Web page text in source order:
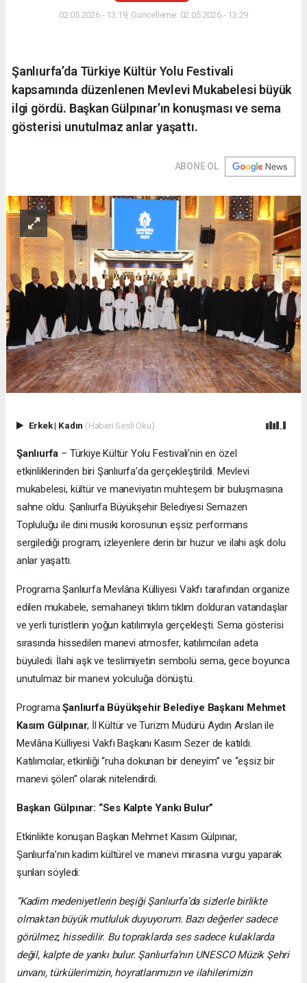
02.05.2026 - 13:19, Güncelleme: 02.05.2026 - 13:29
Şanlıurfa’da Türkiye Kültür Yolu Festivali
kapsamında düzenlenen Mevlevi Mukabelesi büyük
ilgi gördü. Başkan Gülpınar’ın konuşması ve sema
gösterisi unutulmaz anlar yaşattı.
ABONE OL
Erkek| Kadın (Haberi Sesli Oku)
Şanlıurfa – Türkiye Kültür Yolu Festivali’nin en özel
etkinliklerinden biri Şanlıurfa’da gerçekleştirildi. Mevlevi
mukabelesi, kültür ve maneviyatın muhteşem bir buluşmasına
sahne oldu. Şanlıurfa Büyükşehir Belediyesi Semazen
Topluluğu ile dini musiki korosunun eşsiz performans
sergilediği program, izleyenlere derin bir huzur ve ilahi aşk dolu
anlar yaşattı.
ProgramaŞanlıurfa Mevlâna Külliyesi Vakfı tarafından organize
edilen mukabele, semahaneyi tıklım tıklım dolduran vatandaşlar
ve yerli turistlerin yoğun katılımıyla gerçekleşti. Sema gösterisi
sırasında hissedilen manevi atmosfer, katılımcıları adeta
büyüledi. İlahi aşk ve teslimiyetin sembolü sema, gece boyunca
unutulmaz bir manevi yolculuğa dönüştü.
ProgramaŞanlıurfa Büyükşehir Belediye Başkanı Mehmet
Kasım Gülpınar, İl Kültür ve Turizm Müdürü Aydın Arslan ile
Mevlâna Külliyesi Vakfı Başkanı Kasım Sezer de katıldı.
Katılımcılar, etkinliği “ruha dokunan bir deneyim” ve “eşsiz bir
manevi şölen” olarak nitelendirdi.
Başkan Gülpınar: “Ses Kalpte Yankı Bulur”
Etkinlikte konuşan Başkan Mehmet Kasım Gülpınar,
Şanlıurfa’nın kadim kültürel ve manevi mirasına vurgu yaparak
şunları söyledi:
“Kadim medeniyetlerin beşiği Şanlıurfa’da sizlerle birlikte
olmaktan büyük mutluluk duyuyorum. Bazı değerler sadece
görülmez, hissedilir. Bu topraklarda ses sadece kulaklarda
değil, kalpte de yankı bulur. Şanlıurfa’nın UNESCO Müzik Şehri
unvanı, türkülerimizin, hoyratlarımızın ve ilahilerimizin